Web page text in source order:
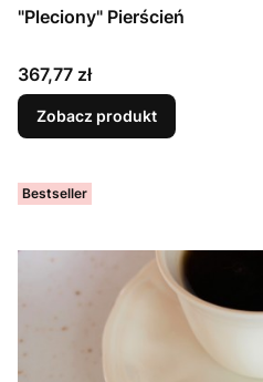
"Pleciony" Pierścień
Cena
367,77 zł
Zobacz produkt
Bestseller